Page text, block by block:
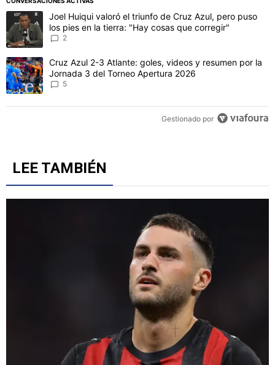
CONVERSACIONES ACTIVAS
Este listado muestra los artículos con más comentarios en los
Un artículo de tendencia con el título "Joel Huiqui valoró el triunfo
Joel Huiqui valoró el triunfo de Cruz Azul, pero puso
los pies en la tierra: "Hay cosas que corregir"
Un artículo de tendencia con el título "Cruz Azul 2-3 Atlante:
Cruz Azul 2-3 Atlante: goles, videos y resumen por la